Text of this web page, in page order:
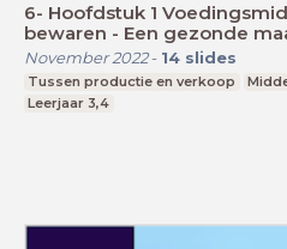
6- Hoofdstuk 1 Voedingsmiddelen bereiden en
bewaren - Een gezonde
November 2022- 14 slides
Tussen productie en verkoop
Leerjaar 3,4